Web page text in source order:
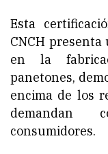
Esta
CNCH
en la
panetones,
encima de los
demandan
consumidores.